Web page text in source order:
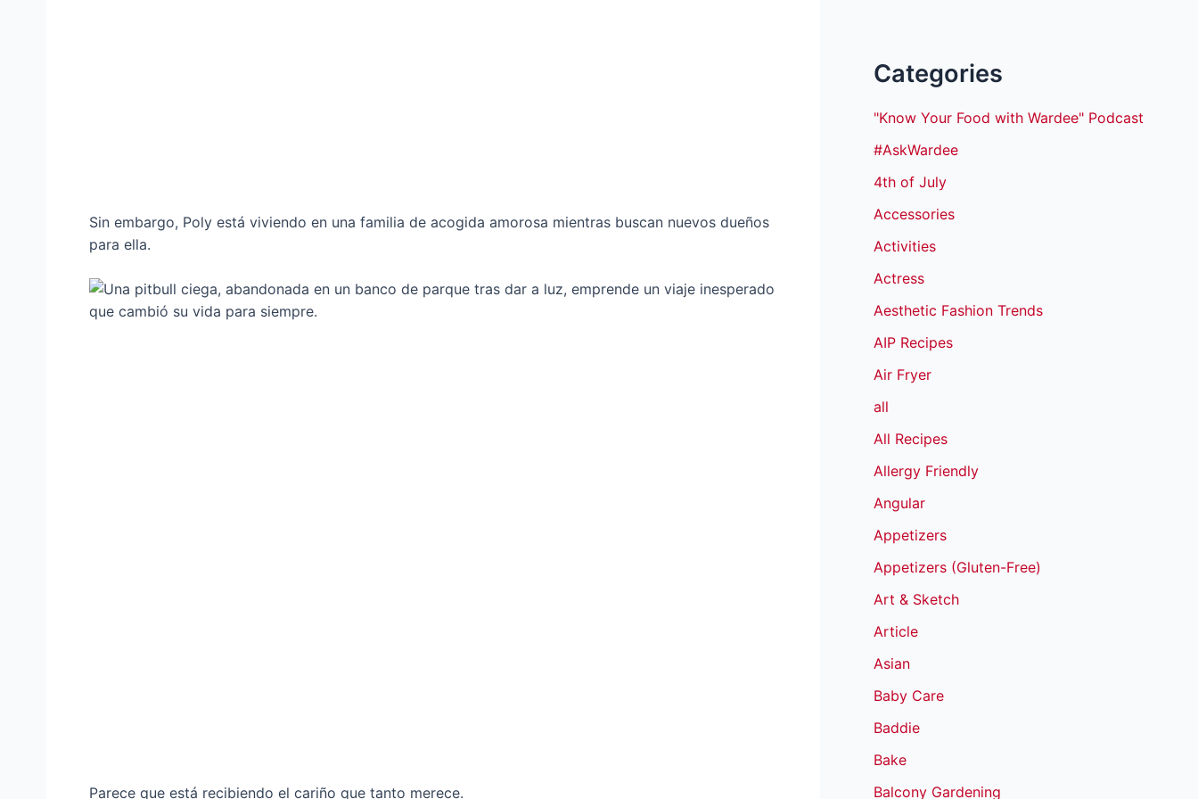
Sin embargo, Poly está viviendo en una familia de acogida amorosa mientras buscan nuevos dueños
para ella.
Parece que está recibiendo el cariño que tanto merece.
Categories
"Know Your Food with Wardee" Podcast
#AskWardee
4th of July
Accessories
Activities
Actress
Aesthetic Fashion Trends
AIP Recipes
Air Fryer
all
All Recipes
Allergy Friendly
Angular
Appetizers
Appetizers (Gluten-Free)
Art & Sketch
Article
Asian
Baby Care
Baddie
Bake
Balcony Gardening